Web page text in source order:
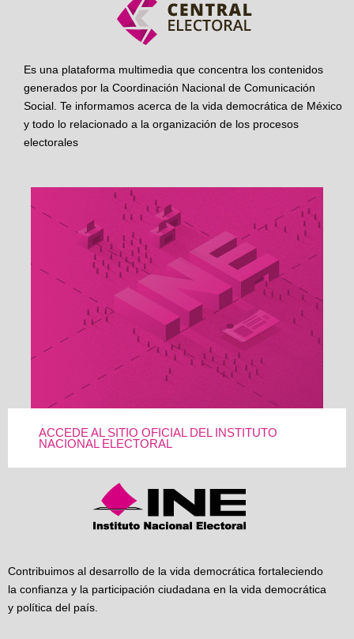
Es una plataforma multimedia que concentra los contenidos
generados por la Coordinación Nacional de Comunicación
Social. Te informamos acerca de la vida democrática de México
y todo lo relacionado a la organización de los procesos
electorales
ACCEDE AL SITIO OFICIAL DEL INSTITUTO
NACIONAL ELECTORAL
Contribuimos al desarrollo de la vida democrática fortaleciendo
la confianza y la participación ciudadana en la vida democrática
y política del país.